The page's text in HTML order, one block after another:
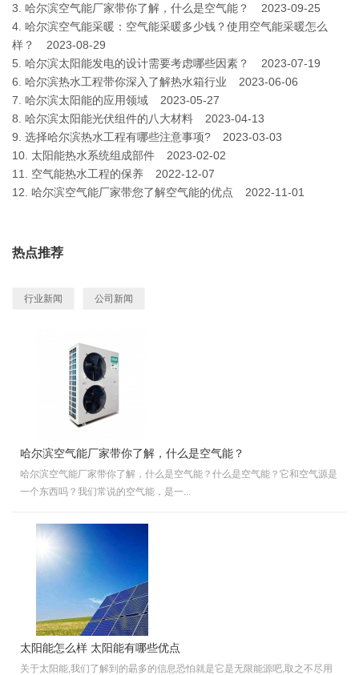
3. 哈尔滨空气能厂家带你了解，什么是空气能？
2023-09-25
4. 哈尔滨空气能采暖：空气能采暖多少钱？使用空气能采暖怎么
样？
2023-08-29
5. 哈尔滨太阳能发电的设计需要考虑哪些因素？
2023-07-19
6. 哈尔滨热水工程带你深入了解热水箱行业
2023-06-06
7. 哈尔滨太阳能的应用领域
2023-05-27
8. 哈尔滨太阳能光伏组件的八大材料
2023-04-13
9. 选择哈尔滨热水工程有哪些注意事项?
2023-03-03
10. 太阳能热水系统组成部件
2023-02-02
11. 空气能热水工程的保养
2022-12-07
12. 哈尔滨空气能厂家带您了解空气能的优点 2022-11-01
热点推荐
行业新闻 公司新闻
哈尔滨空气能厂家带你了解，什么是空气能？
哈尔滨空气能厂家带你了解，什么是空气能？什么是空气能？它和空气源是
一个东西吗？我们常说的空气能，是一...
太阳能怎么样 太阳能有哪些优点
关于太阳能,我们了解到的朂多的信息恐怕就是它是无限能源吧,取之不尽用